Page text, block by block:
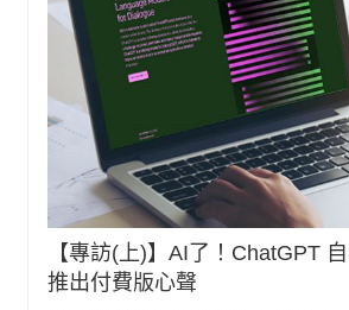
【專訪(上)】AI了！ChatGPT
推出付費版心聲